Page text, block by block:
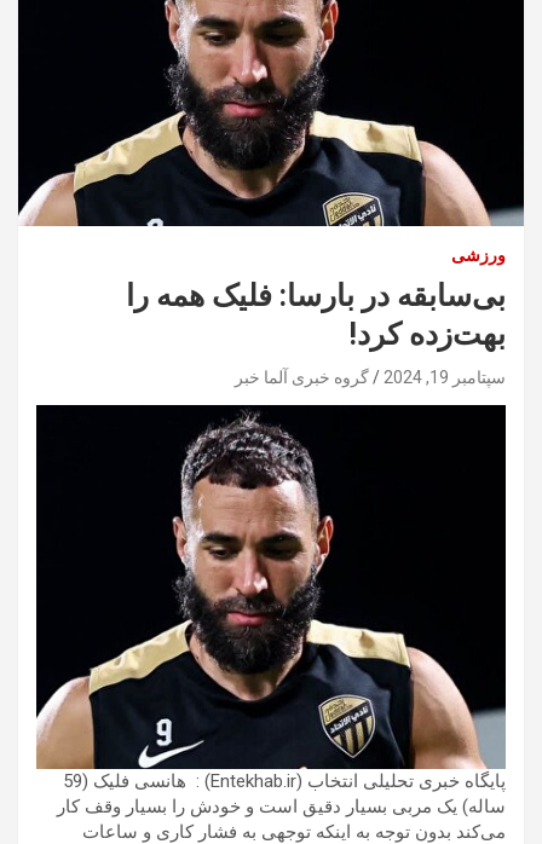
ورزشی
بی‌سابقه در بارسا: فلیک همه را
بهت‌زده کرد!
سپتامبر 19, 2024 گروه خبری آلما خبر
پایگاه خبری تحلیلی انتخاب (Entekhab.ir) : هانسی فلیک (59
ساله) یک مربی بسیار دقیق است و خودش را بسیار وقف کار
می‌کند بدون توجه به اینکه توجهی به فشار کاری و ساعات